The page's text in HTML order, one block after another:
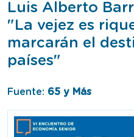
Luis Alberto
"La vejez es
marcarán el
países"
Fuente: 65 y Más